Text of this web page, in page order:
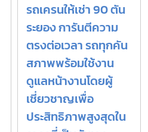
รถเครนให้เช่า 90 ตัน
ระยอง การันตีความ
ตรงต่อเวลา รถทุกคัน
สภาพพร้อมใช้งาน
ดูแลหน้างานโดยผู้
เชี่ยวชาญเพื่อ
ประสิทธิภาพสูงสุดใน